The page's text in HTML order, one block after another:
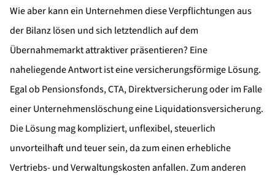
Wie aber kann ein Unternehmen diese Verpflichtungen aus
der Bilanz lösen und sich letztendlich auf dem
Übernahmemarkt attraktiver präsentieren? Eine
naheliegende Antwort ist eine versicherungsförmige Lösung.
Egal ob Pensionsfonds, CTA, Direktversicherung oder im Falle
einer Unternehmenslöschung eine Liquidationsversicherung.
Die Lösung mag kompliziert, unflexibel, steuerlich
unvorteilhaft und teuer sein, da zum einen erhebliche
Vertriebs- und Verwaltungskosten anfallen. Zum anderen